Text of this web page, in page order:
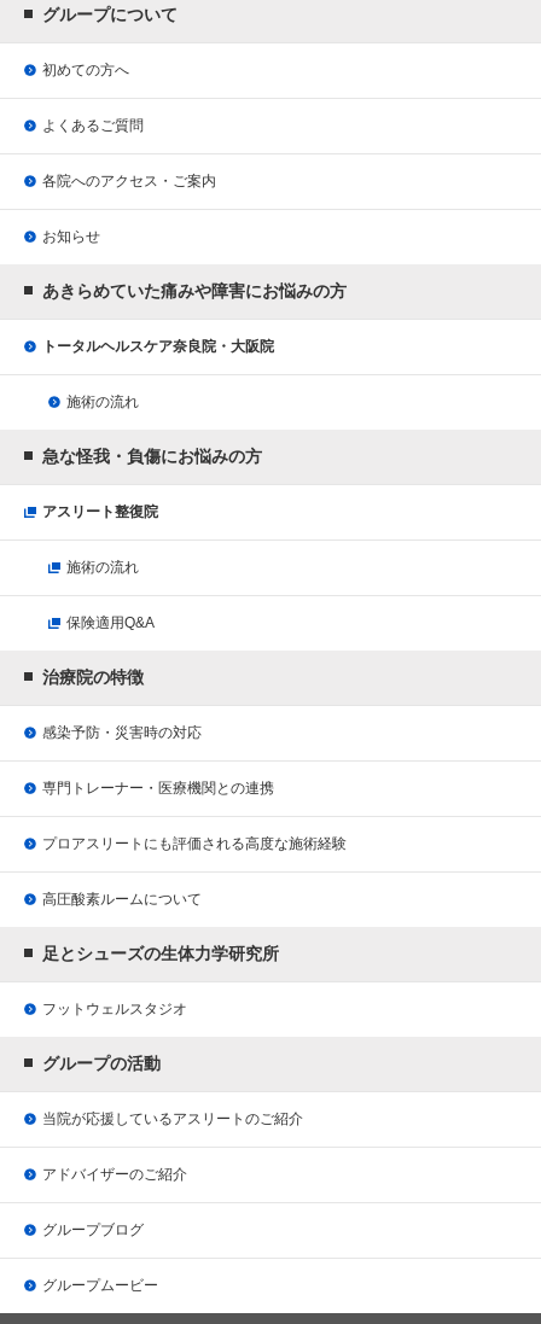
グループについて
初めての方へ
よくあるご質問
各院へのアクセス・ご案内
お知らせ
あきらめていた痛みや障害にお悩みの方
トータルヘルスケア奈良院・大阪院
施術の流れ
急な怪我・負傷にお悩みの方
アスリート整復院
施術の流れ
保険適用Q&A
治療院の特徴
感染予防・災害時の対応
専門トレーナー・医療機関との連携
プロアスリートにも評価される高度な施術経験
高圧酸素ルームについて
足とシューズの生体力学研究所
フットウェルスタジオ
グループの活動
当院が応援しているアスリートのご紹介
アドバイザーのご紹介
グループブログ
グループムービー